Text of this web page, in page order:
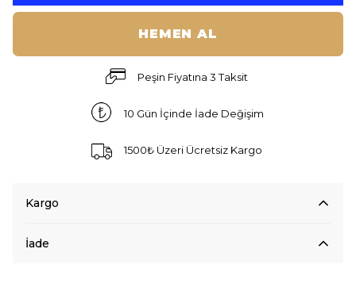
HEMEN AL
Peşin Fiyatına 3 Taksit
10 Gün İçinde İade Değişim
1500₺ Üzeri Ücretsiz Kargo
Kargo
İade